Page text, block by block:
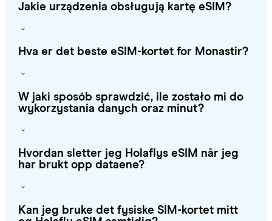
Jakie urządzenia obsługują kartę eSIM?
Hva er det beste eSIM-kortet for Monastir?
W jaki sposób sprawdzić, ile zostało mi do
wykorzystania danych oraz minut?
Hvordan sletter jeg Holaflys eSIM når jeg
har brukt opp dataene?
Kan jeg bruke det fysiske SIM-kortet mitt